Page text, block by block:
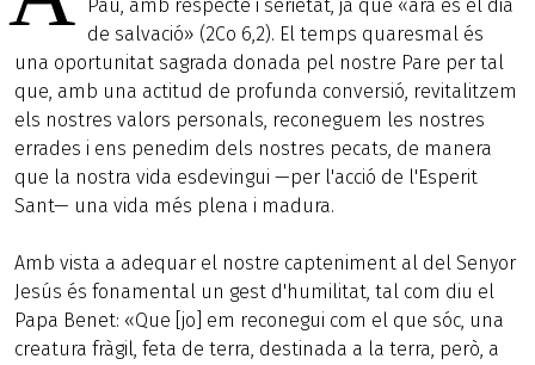
Pau, amb respecte i serietat, ja que «ara és el dia
de salvació» (2Co 6,2). El temps quaresmal és
una oportunitat sagrada donada pel nostre Pare per tal
que, amb una actitud de profunda conversió, revitalitzem
els nostres valors personals, reconeguem les nostres
errades i ens penedim dels nostres pecats, de manera
que la nostra vida esdevingui —per l'acció de l'Esperit
Sant— una vida més plena i madura.
Amb vista a adequar el nostre capteniment al del Senyor
Jesús és fonamental un gest d'humilitat, tal com diu el
Papa Benet: «Que [jo] em reconegui com el que sóc, una
creatura fràgil, feta de terra, destinada a la terra, però, a